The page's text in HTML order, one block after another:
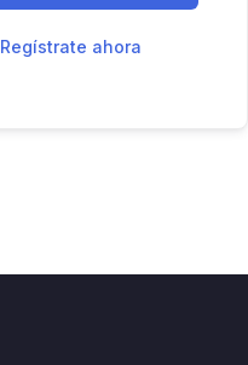
Regístrate ahora